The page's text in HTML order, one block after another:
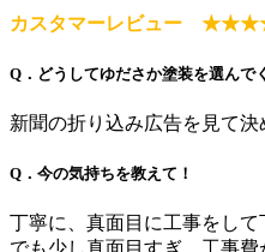
カスタマーレビュー
Q．どうしてゆださか塗装を選んで
新聞の折り込み広告を見て決
Q．今の気持ちを教えて！
丁寧に、真面目に工事をして